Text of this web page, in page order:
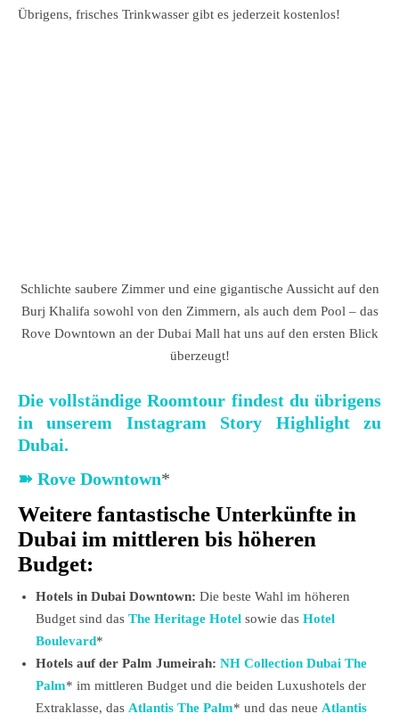
Übrigens, frisches Trinkwasser gibt es jederzeit kostenlos!
Schlichte saubere Zimmer und eine gigantische Aussicht auf den
Burj Khalifa sowohl von den Zimmern, als auch dem Pool – das
Rove Downtown an der Dubai Mall hat uns auf den ersten Blick
überzeugt!
Die vollständige Roomtour findest du übrigens
in unserem Instagram Story Highlight zu
Dubai.
➽ Rove Downtown*
Weitere fantastische Unterkünfte in
Dubai im mittleren bis höheren
Budget:
Hotels in Dubai Downtown: Die beste Wahl im höheren
Budget sind das The Heritage Hotel sowie das Hotel
Boulevard*
Hotels auf der Palm Jumeirah: NH Collection Dubai The
Palm* im mittleren Budget und die beiden Luxushotels der
Extraklasse, das Atlantis The Palm* und das neue Atlantis